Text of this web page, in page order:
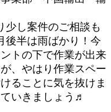
し案件のご相談も
後半は雨ばかり！今
トの下で作業が出来
、やはり作業スペー
ることに気を抜けま
いきましょう♬